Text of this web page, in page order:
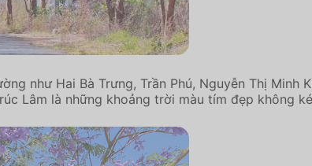
như Hai Bà Trưng, Trần Phú, Nguyễn Thị Minh
Lâm là những khoảng trời màu tím đẹp không